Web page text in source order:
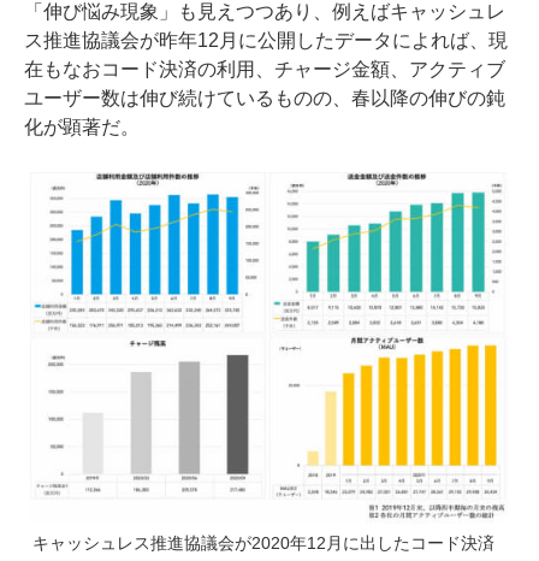
「伸び悩み現象」も見えつつあり、例えばキャッシュレ
ス推進協議会が昨年12月に公開したデータによれば、現
在もなおコード決済の利用、チャージ金額、アクティブ
ユーザー数は伸び続けているものの、春以降の伸びの鈍
化が顕著だ。
キャッシュレス推進協議会が2020年12月に出したコード決済